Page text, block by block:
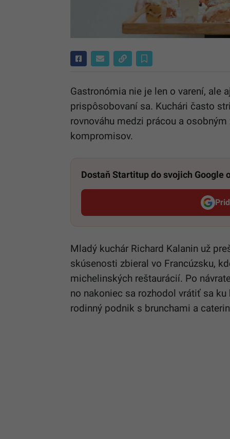
Gastronómia nie je len o varení, ale
prispôsobovaní sa. Kuchári často
rovnováhu medzi prácou a
kompromisov.
Dostaň Startitup do svojich Google
Mladý kuchár Richard Kalanin už
skúsenosti zbieral vo Francúzsku,
michelinských reštaurácií. Po
no nakoniec sa rozhodol vrátiť sa
rodinný podnik s brunchami a